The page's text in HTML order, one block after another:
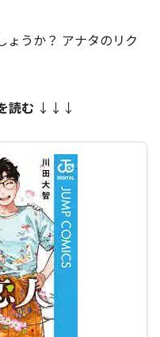
ょうか？ アナタのリク
読む ↓↓↓